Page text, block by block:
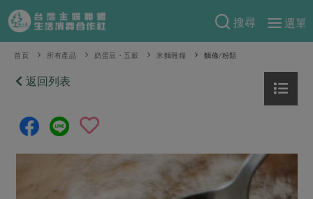
搜尋
選單
產品分類
當季蔬果
芽苗類
辛香料類
食譜料理
食材
特別企畫
預購活動
綠主張
觀點文章
關於合作社
首頁 所有產品 奶蛋豆・五穀 米麵雜糧 麵條/粉類
返回列表